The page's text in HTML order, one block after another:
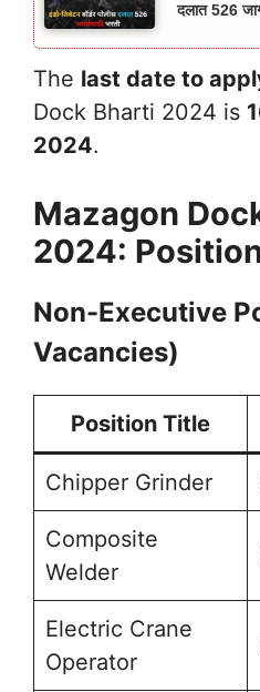
दलात 526
The last date to
Dock Bharti 2024 is
2024.
Mazagon
2024:
Non-Executive
Vacancies)
Position Title
Chipper Grinder
Composite
Welder
Electric Crane
Operator